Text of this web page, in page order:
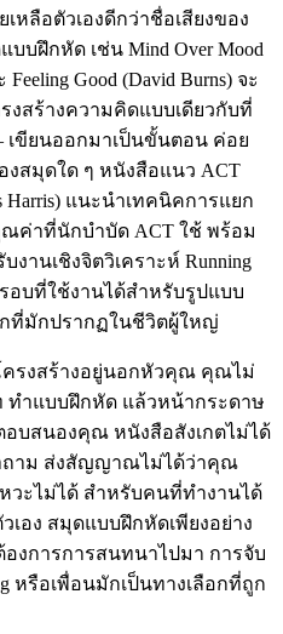
หลือตัวเองดีกว่าชื่อเสียงของ
บฝึกหัด เช่น Mind Over Mood
Feeling Good (David Burns) จะ
สร้างความคิดแบบเดียวกับที่
ขียนออกมาเป็นขั้นตอน ค่อย
งสมุดใด ๆ หนังสือแนว ACT
Harris) แนะนำเทคนิคการแยก
ค่าที่นักบำบัด ACT ใช้ พร้อม
านเชิงจิตวิเคราะห์ Running
รอบที่ใช้งานได้สำหรับรูปแบบ
กที่มักปรากฏในชีวิตผู้ใหญ่
รงสร้างอยู่นอกหัวคุณ คุณไม่
ำแบบฝึกหัด แล้วหน้ากระดาษ
บสนองคุณ หนังสือสังเกตไม่ได้
ถาม ส่งสัญญาณไม่ได้ว่าคุณ
วะไม่ได้ สำหรับคนที่ทำงานได้
เอง สมุดแบบฝึกหัดเพียงอย่าง
งการการสนทนาไปมา การจับ
หรือเพื่อนมักเป็นทางเลือกที่ถูก